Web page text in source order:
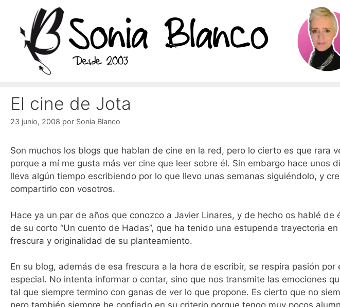
contenido
El cine de Jota
23 junio, 2008 por Sonia Blanco
Son muchos los blogs que hablan de cine en la red, pero lo cierto es que rara
porque a mí me gusta más ver cine que leer sobre él. Sin embargo hace unos
lleva algún tiempo escribiendo por lo que llevo unas semanas siguiéndolo, y
compartirlo con vosotros.
Hace ya un par de años que conozco a Javier Linares, y de hecho os hablé
de su corto “Un cuento de Hadas”, que ha tenido una estupenda trayectoria
frescura y originalidad de su planteamiento.
En su blog, además de esa frescura a la hora de escribir, se respira pasión
especial. No intenta informar o contar, sino que nos transmite las emociones
tal que siempre termino con ganas de ver lo que propone. Es cierto que no